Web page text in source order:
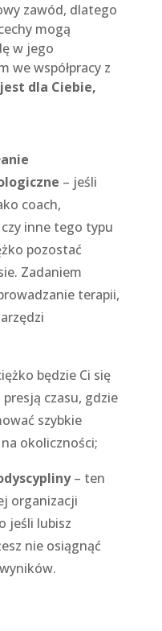
zawód, dlatego
mogą
w jego
we współpracy z
dla Ciebie,
– jeśli
coach,
inne tego typu
pozostać
Zadaniem
terapii,
będzie Ci się
czasu, gdzie
szybkie
okoliczności;
– ten
organizacji
jeśli lubisz
nie osiągnąć